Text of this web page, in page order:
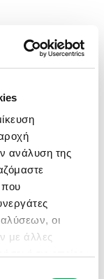
ανάλυση της
οι
με άλλες